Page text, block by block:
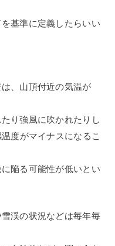
基準に定義したらいい
、山頂付近の気温が
り強風に吹かれたりし
度がマイナスになるこ
陥る可能性が低いとい
渓の状況などは毎年毎